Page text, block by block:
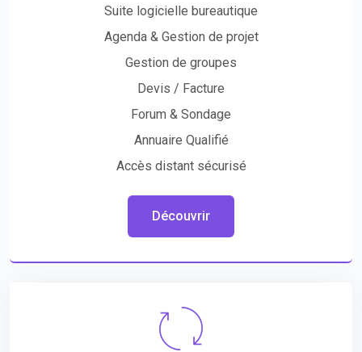
Suite logicielle bureautique
Agenda & Gestion de projet
Gestion de groupes
Devis / Facture
Forum & Sondage
Annuaire Qualifié
Accès distant sécurisé
Découvrir